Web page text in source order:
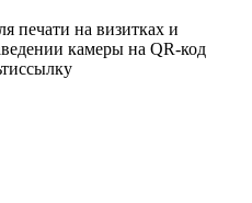
печати на визитках и
камеры на QR-код